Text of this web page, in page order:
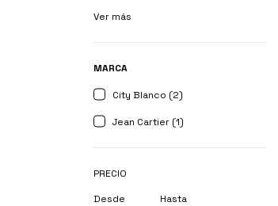
Ver más
MARCA
City Blanco (2)
Jean Cartier (1)
PRECIO
Desde
Hasta